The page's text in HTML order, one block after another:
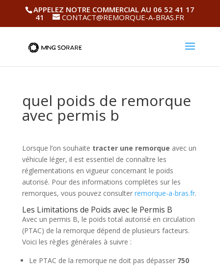
APPELEZ NOTRE COMMERCIAL AU 06 52 41 17
41
CONTACT@REMORQUE-A-BRAS.FR
quel poids de remorque
avec permis b
Lorsque l’on souhaite tracter une remorque avec un
véhicule léger, il est essentiel de connaître les
réglementations en vigueur concernant le poids
autorisé. Pour des informations complètes sur les
remorques, vous pouvez consulter remorque-a-bras.fr.
Les Limitations de Poids avec le Permis B
Avec un permis B, le poids total autorisé en circulation
(PTAC) de la remorque dépend de plusieurs facteurs.
Voici les règles générales à suivre :
Le PTAC de la remorque ne doit pas dépasser 750